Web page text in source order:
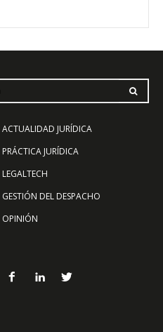
ACTUALIDAD JURÍDICA
PRÁCTICA JURÍDICA
LEGALTECH
GESTIÓN DEL DESPACHO
OPINIÓN